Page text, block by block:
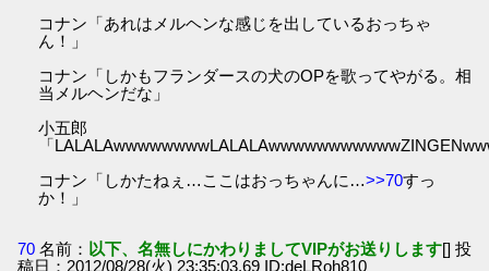
コナン「あれはメルヘンな感じを出しているおっちゃ
ん！」
コナン「しかもフランダースの犬のOPを歌ってやがる。相
当メルヘンだな」
小五郎
「
コナン「しかたねぇ…ここはおっちゃんに…>>70すっ
か！」
70 名前： 以下、名無しにかわりましてVIPがお送りします[] 投
稿日：2012/08/28(火) 23:35:03.69 ID:deLRoh810